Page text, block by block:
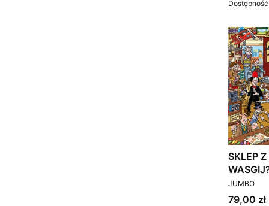
SKLEP
PRODUCENT
JUMBO
Cena
79,00 zł